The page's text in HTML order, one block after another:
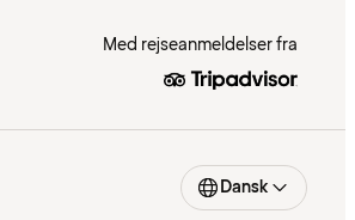
Med rejseanmeldelser fra
Dansk